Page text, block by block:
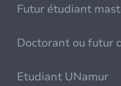
Futur étudiant
Doctorant ou futur
Etudiant UNamur